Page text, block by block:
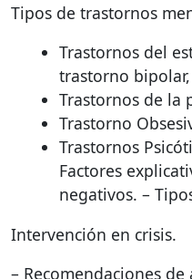
Tipos de trastornos
Trastornos del
trastorno
Trastornos de la
Trastorno
Trastornos
Factores
negativos. –
Intervención en crisis.
– Recomendaciones